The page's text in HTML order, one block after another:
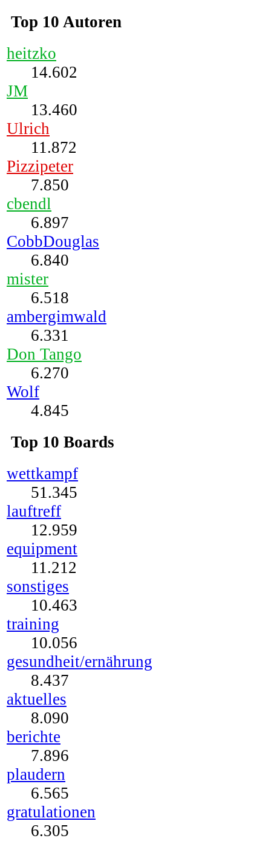
Top 10 Autoren
heitzko
14.602
JM
13.460
Ulrich
11.872
Pizzipeter
7.850
cbendl
6.897
CobbDouglas
6.840
mister
6.518
ambergimwald
6.331
Don Tango
6.270
Wolf
4.845
Top 10 Boards
wettkampf
51.345
lauftreff
12.959
equipment
11.212
sonstiges
10.463
training
10.056
gesundheit/ernährung
8.437
aktuelles
8.090
berichte
7.896
plaudern
6.565
gratulationen
6.305